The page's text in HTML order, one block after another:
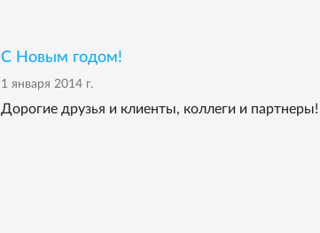
С Новым годом!
1 января 2014 г.
Дорогие друзья и клиенты, коллеги и